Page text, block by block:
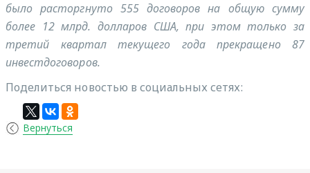
было расторгнуто 555 договоров на общую сумму
более 12 млрд. долларов США, при этом только за
третий квартал текущего года прекращено 87
инвестдоговоров.
Поделиться новостью в социальных сетях:
Вернуться